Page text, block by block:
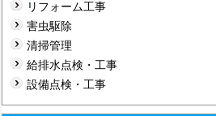
リフォーム工事
害虫駆除
清掃管理
給排水点検・工事
設備点検・工事